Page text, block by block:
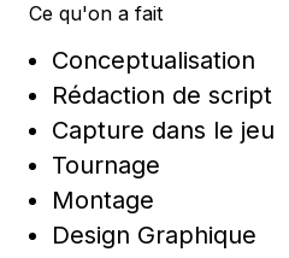
Ce qu'on a fait
Conceptualisation
Rédaction de script
Capture dans le jeu
Tournage
Montage
Design Graphique